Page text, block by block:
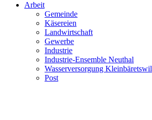
Arbeit
Gemeinde
Käsereien
Landwirtschaft
Gewerbe
Industrie
Industrie-Ensemble Neuthal
Wasserversorgung Kleinbäretswil
Post